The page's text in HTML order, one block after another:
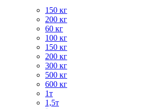
150 кг
200 кг
60 кг
100 кг
150 кг
200 кг
300 кг
500 кг
600 кг
1т
1,5т